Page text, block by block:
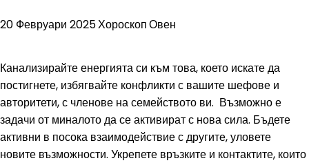
20 Февруари 2025ХороскопОвен
Канализирайте енергията си към това, което искате да
постигнете, избягвайте конфликти с вашите шефове и
авторитети, с членове на семейството ви. Възможно е
задачи от миналото да се активират с нова сила. Бъдете
активни в посока взаимодействие с другите, уловете
новите възможности. Укрепете връзките и контактите, които